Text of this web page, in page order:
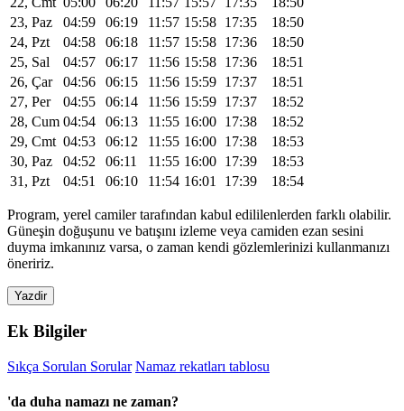
23, Paz
04:59 06:19 11:57 15:58 17:35
18:50
24, Pzt
04:58 06:18 11:57 15:58 17:36
18:50
25, Sal
04:57 06:17 11:56 15:58 17:36
18:51
26, Çar
04:56 06:15 11:56 15:59 17:37
18:51
27, Per
04:55 06:14 11:56 15:59 17:37
18:52
28, Cum 04:54 06:13 11:55 16:00 17:38
18:52
29, Cmt 04:53 06:12 11:55 16:00 17:38
18:53
30, Paz
04:52 06:11 11:55 16:00 17:39
18:53
31, Pzt
04:51 06:10 11:54 16:01 17:39 18:54
Program, yerel camiler tarafından kabul edililenlerden farklı olabilir.
Güneşin doğuşunu ve batışını izleme veya camiden ezan sesini
duyma imkanınız varsa, o zaman kendi gözlemlerinizi kullanmanızı
öneririz.
Yazdir
Ek Bilgiler
Sıkça Sorulan Sorular Namaz rekatları tablosu
'da duha namazı ne zaman?